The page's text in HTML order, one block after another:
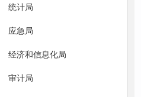
统计局
应急局
经济和信息化局
审计局